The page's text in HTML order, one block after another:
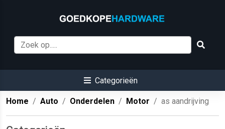
Categorieën
Home Auto Onderdelen Motor as aandrijving